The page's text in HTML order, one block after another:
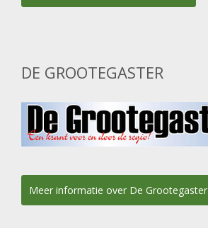
DE GROOTEGASTER
Meer informatie over De Grootegaster